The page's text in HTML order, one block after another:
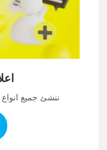
ننشئ جميع